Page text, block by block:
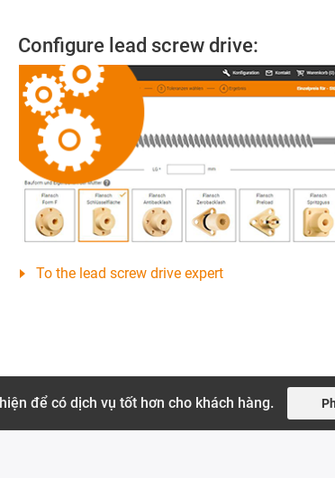
Configure lead screw drive:
To the lead screw drive expert
để có dịch vụ tốt hơn cho khách hàng.